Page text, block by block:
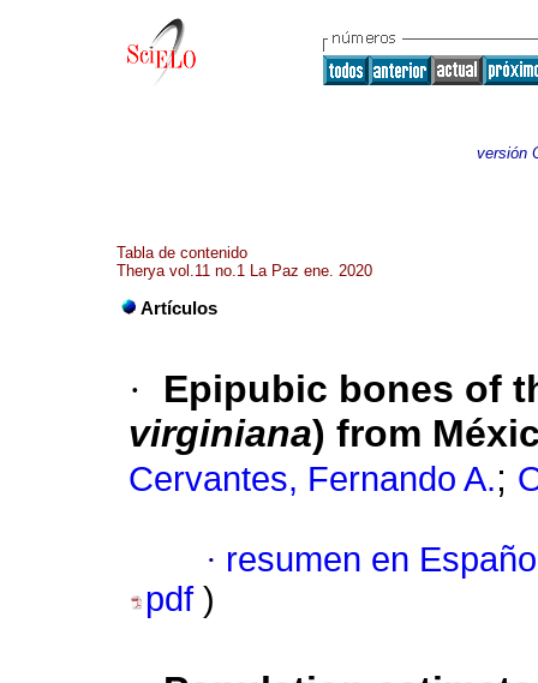
versión
Tabla de contenido
Therya vol.11 no.1 La Paz ene. 2020
Artículos
·
Epipubic bones of
virginiana) from
Cervantes, Fernando A.;
· resumen en
pdf )